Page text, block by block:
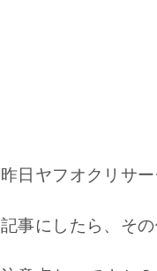
昨日ヤフオクリサ
記事にしたら、その